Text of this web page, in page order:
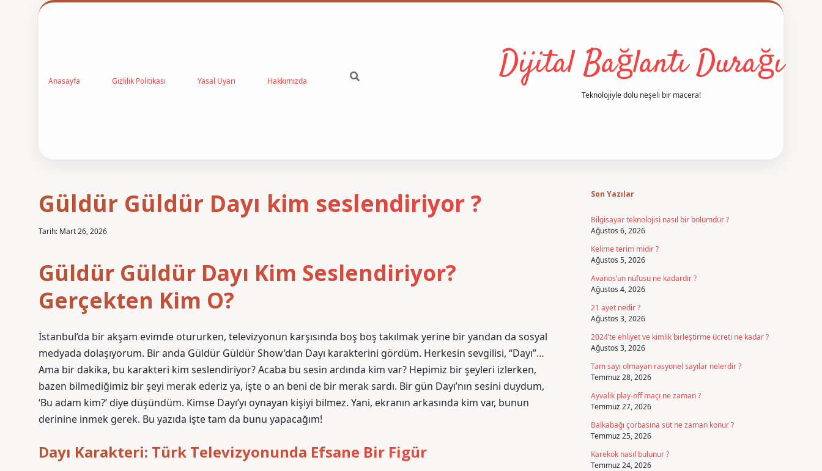
Anasayfa Gizlilik Politikası Yasal Uyarı Hakkımızda Dijital Bağlantı Durağı
Teknolojiyle dolu neşeli bir macera!
Güldür Güldür Dayı kim seslendiriyor ?
Tarih: Mart 26, 2026
Güldür Güldür Dayı Kim Seslendiriyor?
Gerçekten Kim O?
İstanbul’da bir akşam evimde otururken, televizyonun karşısında boş boş takılmak yerine bir yandan da sosyal
medyada dolaşıyorum. Bir anda Güldür Güldür Show’dan Dayı karakterini gördüm. Herkesin sevgilisi, “Dayı”…
Ama bir dakika, bu karakteri kim seslendiriyor? Acaba bu sesin ardında kim var? Hepimiz bir şeyleri izlerken,
bazen bilmediğimiz bir şeyi merak ederiz ya, işte o an beni de bir merak sardı. Bir gün Dayı’nın sesini duydum,
‘Bu adam kim?’ diye düşündüm. Kimse Dayı’yı oynayan kişiyi bilmez. Yani, ekranın arkasında kim var, bunun
derinine inmek gerek. Bu yazıda işte tam da bunu yapacağım!
Dayı Karakteri: Türk Televizyonunda Efsane Bir Figür
Son Yazılar
Bilgisayar teknolojisi nasıl bir bölümdür ?
Ağustos 6, 2026
Kelime terim midir ?
Ağustos 5, 2026
Avanos’un nüfusu ne kadardır ?
Ağustos 4, 2026
21 ayet nedir ?
Ağustos 3, 2026
2024’te ehliyet ve kimlik birleştirme ücreti ne kadar ?
Ağustos 3, 2026
Tam sayı olmayan rasyonel sayılar nelerdir ?
Temmuz 28, 2026
Ayvalık play-off maçı ne zaman ?
Temmuz 27, 2026
Balkabağı çorbasına süt ne zaman konur ?
Temmuz 25, 2026
Karekök nasıl bulunur ?
Temmuz 24, 2026